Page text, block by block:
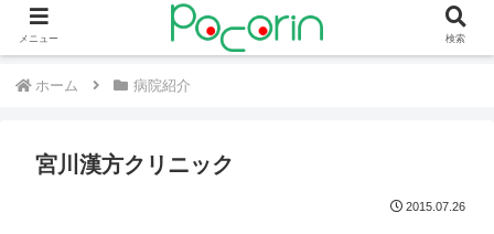
ホーム 病院紹介
宮川漢方クリニック
2015.07.26
メニュー 検索